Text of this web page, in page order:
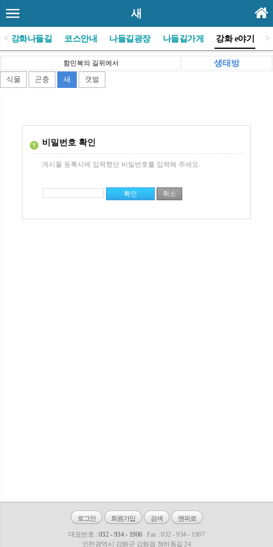
새
<)강화나들길 코스안내 나들길광장 나들길가게 강화 e야기 >
함민복의 길위에서 생태방
식물 곤충 새 갯벌
비밀번호 확인
게시물 등록시에 입력했던 비밀번호를 입력해 주세요.
로그인 회원가입 검색 맨위로
대표번호 : 032 - 934 - 1906
Fax : 032 - 934 - 1907
인천광역시 강화군 강화읍 청하동길 24